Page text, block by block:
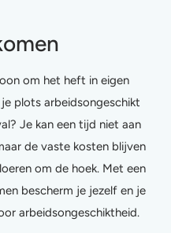
om het heft in eigen
plots arbeidsongeschikt
Je kan een tijd niet aan
de vaste kosten blijven
om de hoek. Met een
bescherm je jezelf en je
arbeidsongeschiktheid.